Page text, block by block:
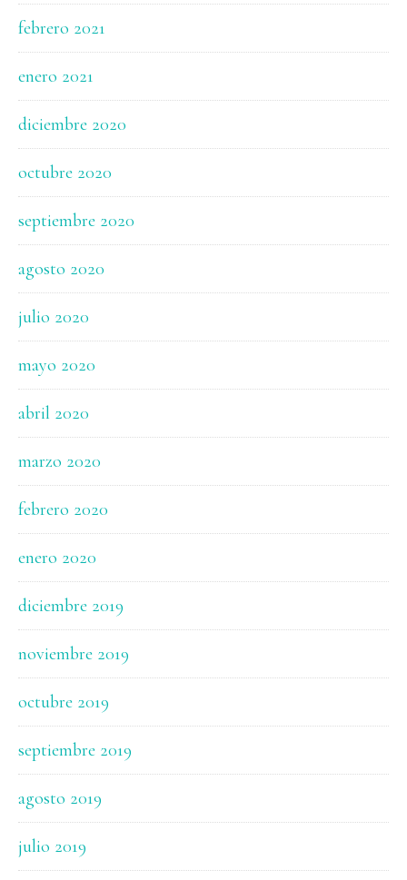
febrero 2021
enero 2021
diciembre 2020
octubre 2020
septiembre 2020
agosto 2020
julio 2020
mayo 2020
abril 2020
marzo 2020
febrero 2020
enero 2020
diciembre 2019
noviembre 2019
octubre 2019
septiembre 2019
agosto 2019
julio 2019